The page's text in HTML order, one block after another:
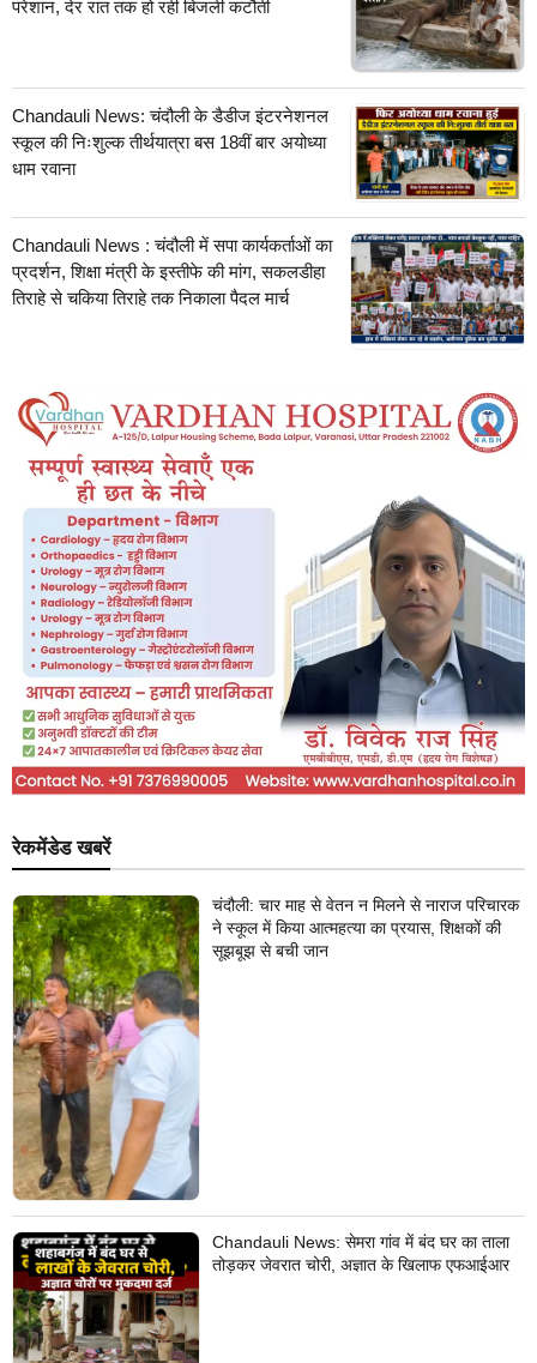
परेशान, देर रात तक हो रही बिजली कटौती
Chandauli News: चंदौली के डैडीज इंटरनेशनल
स्कूल की निःशुल्क तीर्थयात्रा बस 18वीं बार अयोध्या
धाम रवाना
Chandauli News : चंदौली में सपा कार्यकर्ताओं का
प्रदर्शन, शिक्षा मंत्री के इस्तीफे की मांग, सकलडीहा
तिराहे से चकिया तिराहे तक निकाला पैदल मार्च
रेकमेंडेड खबरें
चंदौली: चार माह से वेतन न मिलने से नाराज परिचारक
ने स्कूल में किया आत्महत्या का प्रयास, शिक्षकों की
सूझबूझ से बची जान
Chandauli News: सेमरा गांव में बंद घर का ताला
तोड़कर जेवरात चोरी, अज्ञात के खिलाफ एफआईआर